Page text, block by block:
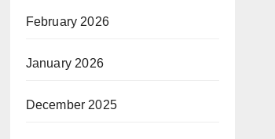
February 2026
January 2026
December 2025